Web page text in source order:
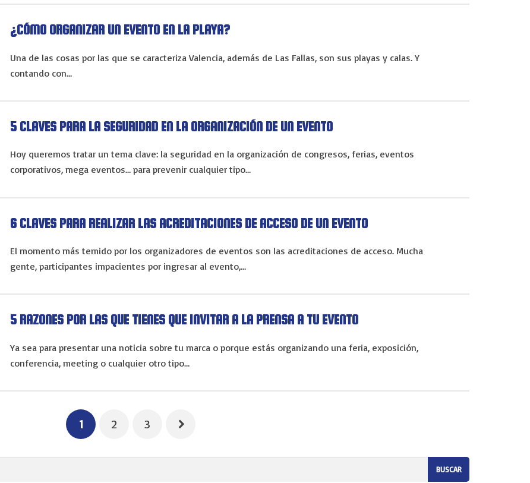
¿CÓMO ORGANIZAR UN EVENTO EN LA PLAYA?
Una de las cosas por las que se caracteriza Valencia, además de Las Fallas, son sus playas y calas. Y
contando con…
5 CLAVES PARA LA SEGURIDAD EN LA ORGANIZACIÓN DE UN EVENTO
Hoy queremos tratar un tema clave: la seguridad en la organización de congresos, ferias, eventos
corporativos, mega eventos… para prevenir cualquier tipo…
6 CLAVES PARA REALIZAR LAS ACREDITACIONES DE ACCESO DE UN EVENTO
El momento más temido por los organizadores de eventos son las acreditaciones de acceso. Mucha
gente, participantes impacientes por ingresar al evento,…
5 RAZONES POR LAS QUE TIENES QUE INVITAR A LA PRENSA A TU EVENTO
Ya sea para presentar una noticia sobre tu marca o porque estás organizando una feria, exposición,
conferencia, meeting o cualquier otro tipo…
1 2 3